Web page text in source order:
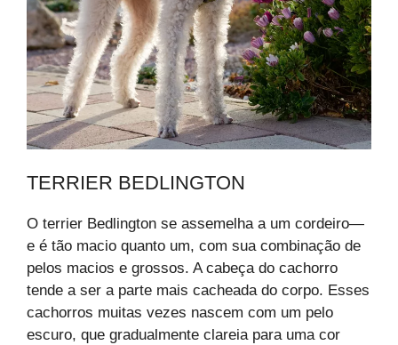
TERRIER BEDLINGTON
O terrier Bedlington se assemelha a um cordeiro—
e é tão macio quanto um, com sua combinação de
pelos macios e grossos. A cabeça do cachorro
tende a ser a parte mais cacheada do corpo. Esses
cachorros muitas vezes nascem com um pelo
escuro, que gradualmente clareia para uma cor